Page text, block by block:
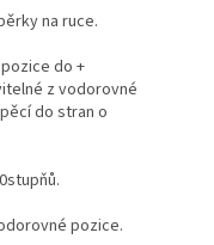
na ruce.
do +
z vodorovné
do stran o
pozice.